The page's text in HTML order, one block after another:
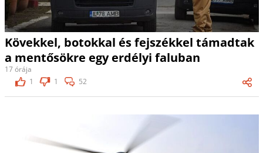
Kövekkel, botokkal és fejszékkel támadtak
a mentősökre egy erdélyi faluban
17 órája
1
1 52